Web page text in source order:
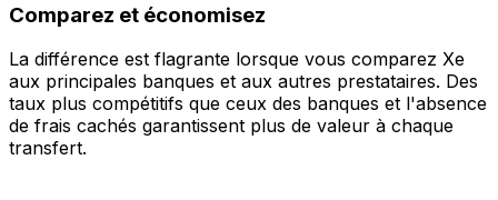
Comparez et économisez
La différence est flagrante lorsque vous comparez Xe
aux principales banques et aux autres prestataires. Des
taux plus compétitifs que ceux des banques et l'absence
de frais cachés garantissent plus de valeur à chaque
transfert.